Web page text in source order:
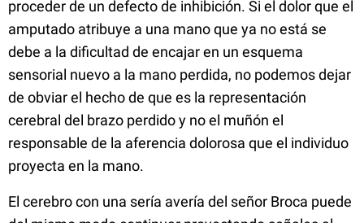
proceder de un defecto de inhibición. Si el dolor que el
amputado atribuye a una mano que ya no está se
debe a la dificultad de encajar en un esquema
sensorial nuevo a la mano perdida, no podemos dejar
de obviar el hecho de que es la representación
cerebral del brazo perdido y no el muñón el
responsable de la aferencia dolorosa que el individuo
proyecta en la mano.
El cerebro con una sería avería del señor Broca puede